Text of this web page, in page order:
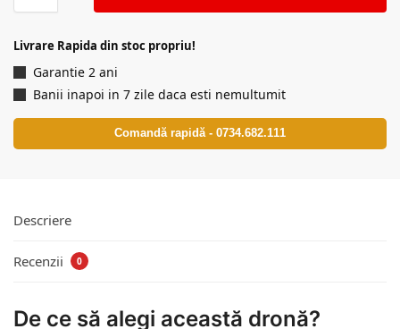
Livrare Rapida din stoc propriu!
Garantie 2 ani
Banii inapoi in 7 zile daca esti nemultumit
Comandă rapidă - 0734.682.111
Descriere
Recenzii 0
De ce să alegi această dronă?